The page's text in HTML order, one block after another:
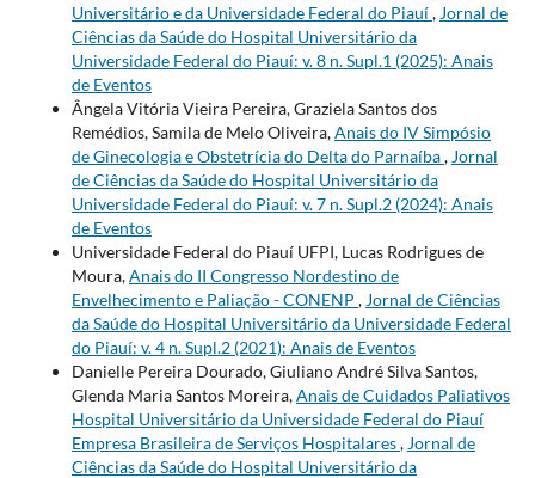
Universitário e da Universidade Federal do Piauí, Jornal de
Ciências da Saúde do Hospital Universitário da
Universidade Federal do Piauí: v. 8 n. Supl.1 (2025): Anais
de Eventos
Ângela Vitória Vieira Pereira, Graziela Santos dos
Remédios, Samila de Melo Oliveira,Anais do IV Simpósio
de Ginecologia e Obstetrícia do Delta do Parnaíba, Jornal
de Ciências da Saúde do Hospital Universitário da
Universidade Federal do Piauí: v. 7 n. Supl.2 (2024): Anais
de Eventos
Universidade Federal do Piauí UFPI, Lucas Rodrigues de
Moura,Anais do II Congresso Nordestino de
Envelhecimento e Paliação - CONENP , Jornal de Ciências
da Saúde do Hospital Universitário da Universidade Federal
do Piauí: v. 4 n. Supl.2 (2021): Anais de Eventos
Danielle Pereira Dourado, Giuliano André Silva Santos,
Glenda Maria Santos Moreira,Anais de Cuidados Paliativos
Hospital Universitário da Universidade Federal do Piauí
Empresa Brasileira de Serviços Hospitalares, Jornal de
Ciências da Saúde do Hospital Universitário da